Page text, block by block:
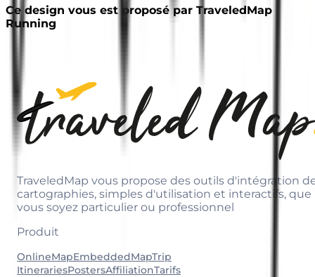
Ce design vous est proposé par TraveledMap
Running
TraveledMap vous propose des outils d'intégration
cartographies, simples d'utilisation et interactifs, que
vous soyez particulier ou professionnel
Produit
OnlineMapEmbeddedMapTrip
ItinerariesPostersAffiliationTarifs